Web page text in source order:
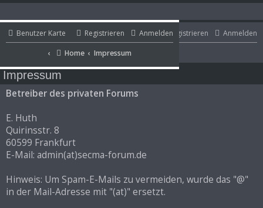
Benutzer Karte Anmelden
Registrieren
Portal
Home Impressum
Benutzer Karte Anmelden
Registrieren
Home Impressum
Impressum
Betreiber des privaten Forums
E. Huth
Quirinsstr. 8
60599 Frankfurt
E-Mail: admin(at)secma-forum.de
Hinweis: Um Spam-E-Mails zu vermeiden, wurde das "@"
in der Mail-Adresse mit "(at)" ersetzt.